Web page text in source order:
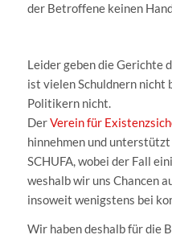
der Betroffene keinen
Leider geben die Gerichte
ist vielen Schuldnern nicht
Politikern nicht.
DerVerein für
hinnehmen und
SCHUFA, wobei der Fall
weshalb wir uns Chancen
insoweit wenigstens bei
Wir haben deshalb für die